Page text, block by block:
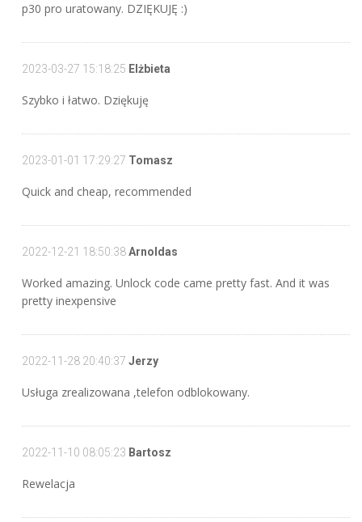
p30 pro uratowany. DZIĘKUJĘ :)
2023-03-27 15:18:25 Elżbieta
Szybko i łatwo. Dziękuję
2023-01-01 17:29:27 Tomasz
Quick and cheap, recommended
2022-12-21 18:50:38Arnoldas
Worked amazing. Unlock code came pretty fast. And it was
pretty inexpensive
2022-11-28 20:40:37 Jerzy
Usługa zrealizowana ,telefon odblokowany.
2022-11-10 08:05:23 Bartosz
Rewelacja